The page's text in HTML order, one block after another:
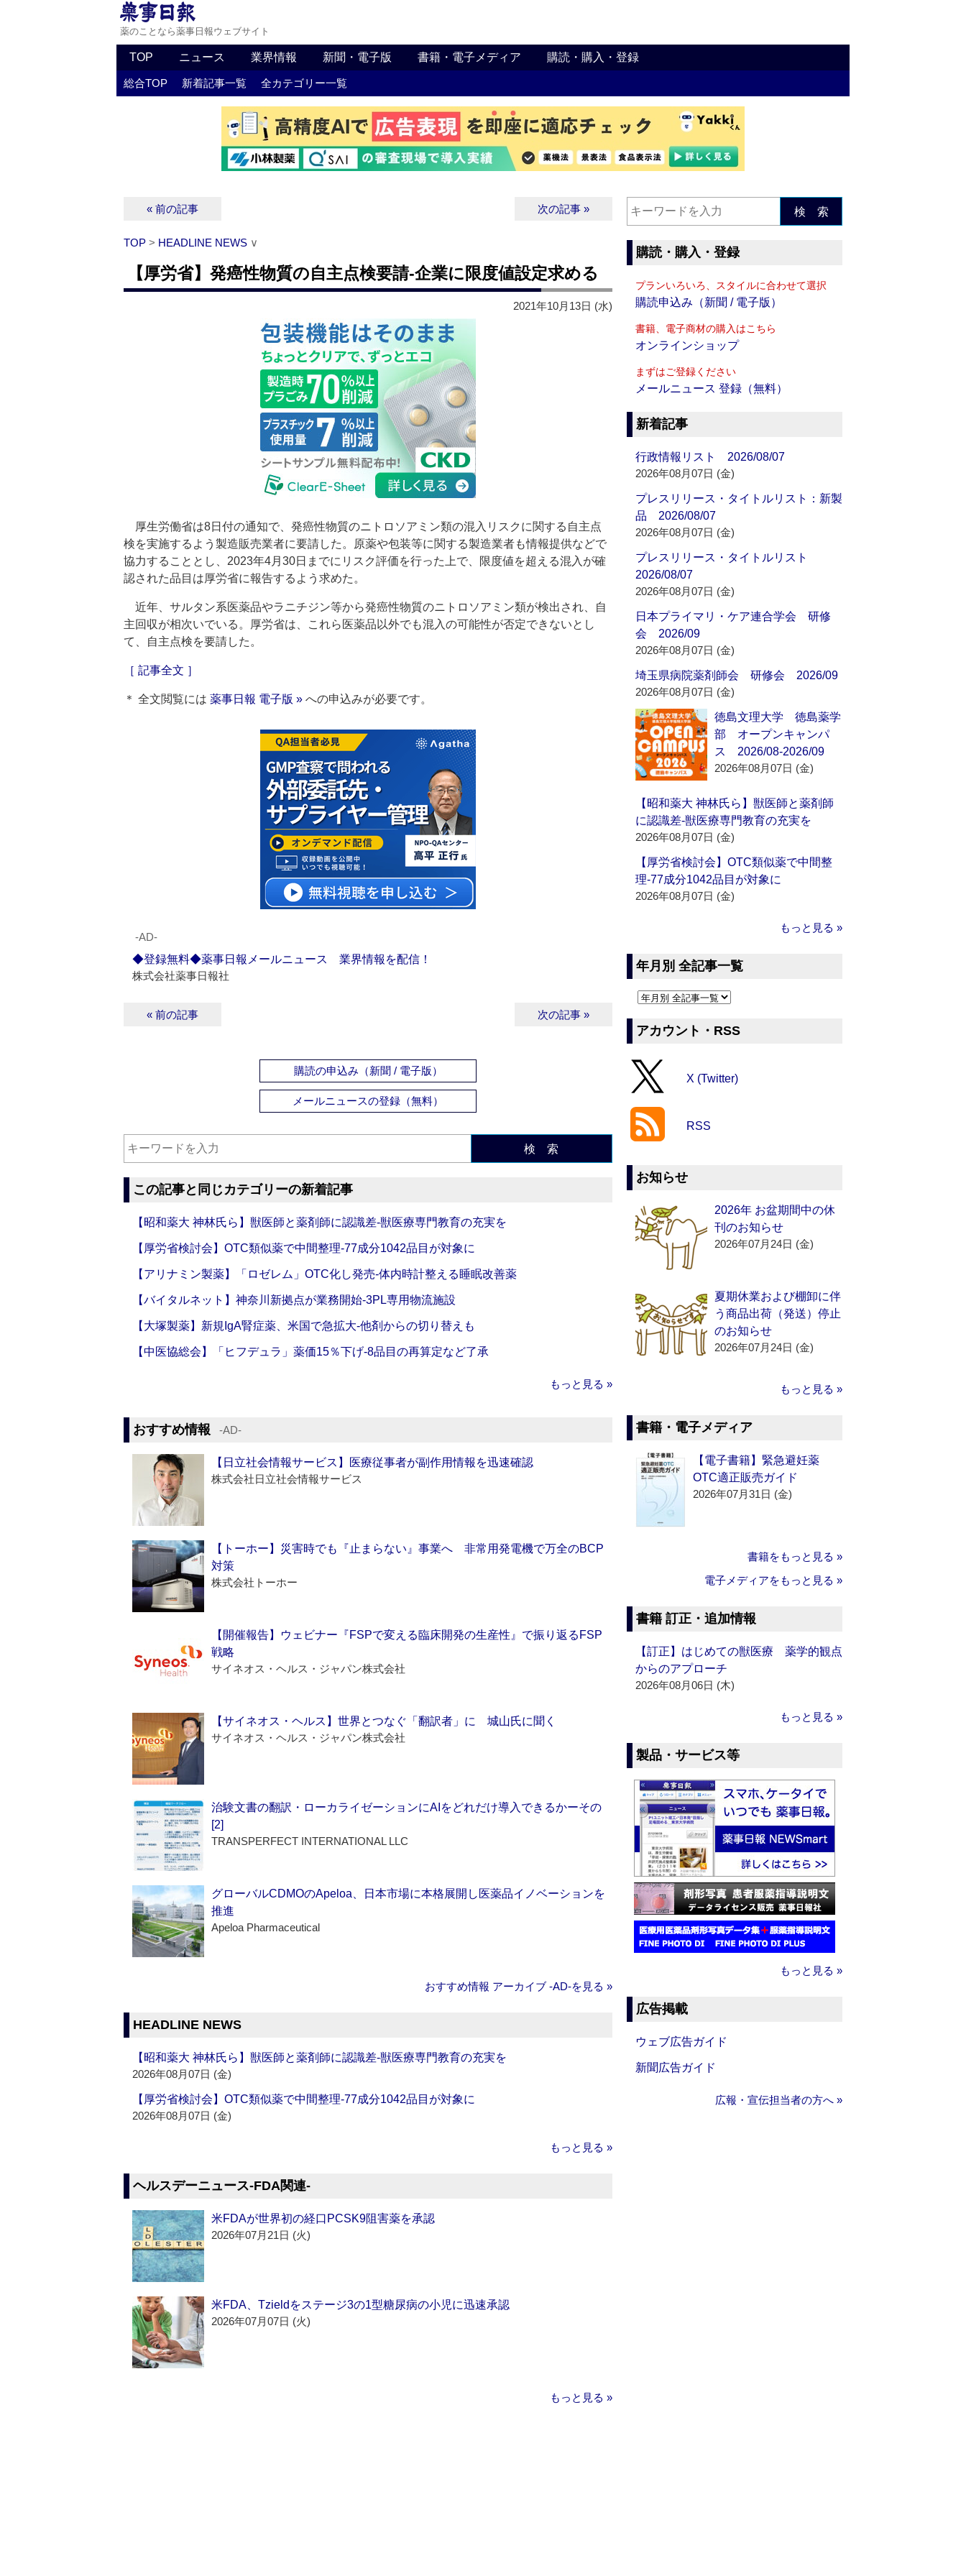
薬のことなら薬事日報ウェブサイト
TOP ニュース 業界情報 新聞・電子版 書籍・電子メディア 購読・購入・登録
総合TOP 新着記事一覧 全カテゴリー一覧
« 前の記事 次の記事 »
TOP > HEADLINE NEWS ∨
【厚労省】発癌性物質の自主点検要請‐企業に限度値設定求める
2021年10月13日 (水)
厚生労働省は8日付の通知で、発癌性物質のニトロソアミン類の混入リスクに関する自主点
検を実施するよう製造販売業者に要請した。原薬や包装等に関する製造業者も情報提供などで
協力することとし、2023年4月30日までにリスク評価を行った上で、限度値を超える混入が確
認された品目は厚労省に報告するよう求めた。
近年、サルタン系医薬品やラニチジン等から発癌性物質のニトロソアミン類が検出され、自
主回収が相次いでいる。厚労省は、これら医薬品以外でも混入の可能性が否定できないとし
て、自主点検を要請した。
［ 記事全文 ］
＊ 全文閲覧には 薬事日報 電子版 » への申込みが必要です。
‐AD‐
◆登録無料◆薬事日報メールニュース 業界情報を配信！
株式会社薬事日報社
« 前の記事 次の記事 »
購読の申込み（新聞 / 電子版）
メールニュースの登録（無料）
検 索
この記事と同じカテゴリーの新着記事
【昭和薬大 神林氏ら】獣医師と薬剤師に認識差‐獣医療専門教育の充実を
【厚労省検討会】OTC類似薬で中間整理‐77成分1042品目が対象に
【アリナミン製薬】「ロゼレム」OTC化し発売‐体内時計整える睡眠改善薬
【バイタルネット】神奈川新拠点が業務開始‐3PL専用物流施設
【大塚製薬】新規IgA腎症薬、米国で急拡大‐他剤からの切り替えも
【中医協総会】「ヒフデュラ」薬価15％下げ‐8品目の再算定など了承
もっと見る »
おすすめ情報 ‐AD‐
【日立社会情報サービス】医療従事者が副作用情報を迅速確認
株式会社日立社会情報サービス
【トーホー】災害時でも『止まらない』事業へ 非常用発電機で万全のBCP
対策
株式会社トーホー
【開催報告】ウェビナー『FSPで変える臨床開発の生産性』で振り返るFSP
戦略
サイネオス・ヘルス・ジャパン株式会社
【サイネオス・ヘルス】世界とつなぐ「翻訳者」に 城山氏に聞く
サイネオス・ヘルス・ジャパン株式会社
治験文書の翻訳・ローカライゼーションにAIをどれだけ導入できるかーその
[2]
TRANSPERFECT INTERNATIONAL LLC
グローバルCDMOのApeloa、日本市場に本格展開し医薬品イノベーションを
推進
Apeloa Pharmaceutical
おすすめ情報 アーカイブ ‐AD‐を見る »
HEADLINE NEWS
【昭和薬大 神林氏ら】獣医師と薬剤師に認識差‐獣医療専門教育の充実を
2026年08月07日 (金)
【厚労省検討会】OTC類似薬で中間整理‐77成分1042品目が対象に
2026年08月07日 (金)
もっと見る »
ヘルスデーニュース‐FDA関連‐
米FDAが世界初の経口PCSK9阻害薬を承認
2026年07月21日 (火)
米FDA、Tzieldをステージ3の1型糖尿病の小児に迅速承認
2026年07月07日 (火)
もっと見る »
検 索
購読・購入・登録
プランいろいろ、スタイルに合わせて選択
購読申込み（新聞 / 電子版）
書籍、電子商材の購入はこちら
オンラインショップ
まずはご登録ください
メールニュース 登録（無料）
新着記事
行政情報リスト 2026/08/07
2026年08月07日 (金)
プレスリリース・タイトルリスト：新製
品 2026/08/07
2026年08月07日 (金)
プレスリリース・タイトルリスト
2026/08/07
2026年08月07日 (金)
日本プライマリ・ケア連合学会 研修
会 2026/09
2026年08月07日 (金)
埼玉県病院薬剤師会 研修会 2026/09
2026年08月07日 (金)
徳島文理大学 徳島薬学
部 オープンキャンパ
ス 2026/08-2026/09
2026年08月07日 (金)
【昭和薬大 神林氏ら】獣医師と薬剤師
に認識差‐獣医療専門教育の充実を
2026年08月07日 (金)
【厚労省検討会】OTC類似薬で中間整
理‐77成分1042品目が対象に
2026年08月07日 (金)
もっと見る »
年月別 全記事一覧
アカウント・RSS
X (Twitter)
RSS
お知らせ
2026年 お盆期間中の休
刊のお知らせ
2026年07月24日 (金)
夏期休業および棚卸に伴
う商品出荷（発送）停止
のお知らせ
2026年07月24日 (金)
もっと見る »
書籍・電子メディア
【電子書籍】緊急避妊薬
OTC適正販売ガイド
2026年07月31日 (金)
書籍をもっと見る »
電子メディアをもっと見る »
書籍 訂正・追加情報
【訂正】はじめての獣医療 薬学的観点
からのアプローチ
2026年08月06日 (木)
もっと見る »
製品・サービス等
もっと見る »
広告掲載
ウェブ広告ガイド
新聞広告ガイド
広報・宣伝担当者の方へ »